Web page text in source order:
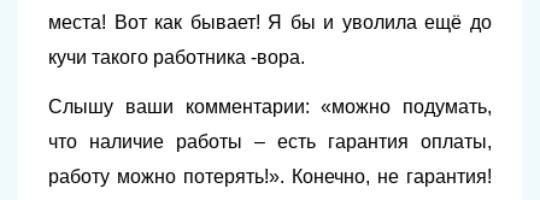
места! Вот как бывает! Я бы и уволила ещё до
кучи такого работника -вора.
Слышу ваши комментарии: «можно подумать,
что наличие работы – есть гарантия оплаты,
работу можно потерять!». Конечно, не гарантия!